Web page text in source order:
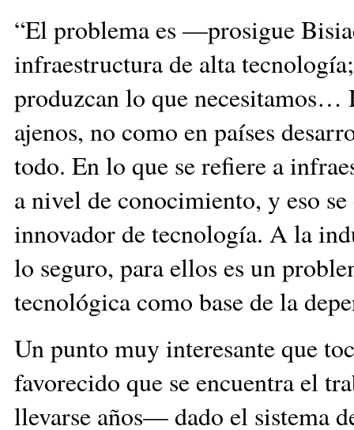
“El problema es —prosigue
infraestructura de alta
produzcan lo que necesitamos…
ajenos, no como en países
todo. En lo que se refiere a
a nivel de conocimiento, y eso
innovador de tecnología. A la
lo seguro, para ellos es un
tecnológica como base de la
Un punto muy interesante que
favorecido que se encuentra el
llevarse años— dado el sistema